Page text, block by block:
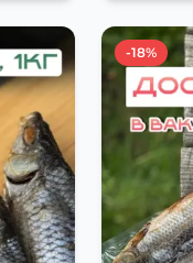
-18%